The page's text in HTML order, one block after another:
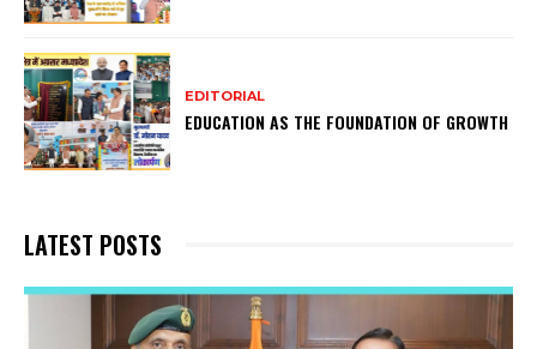
EDITORIAL
EDUCATION AS THE FOUNDATION OF GROWTH
LATEST POSTS